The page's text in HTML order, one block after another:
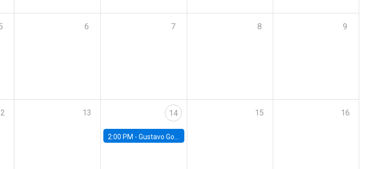
6 7 8 9
13 14
2:00 PM - Gustavo González - Banco Central de Chile
15 16